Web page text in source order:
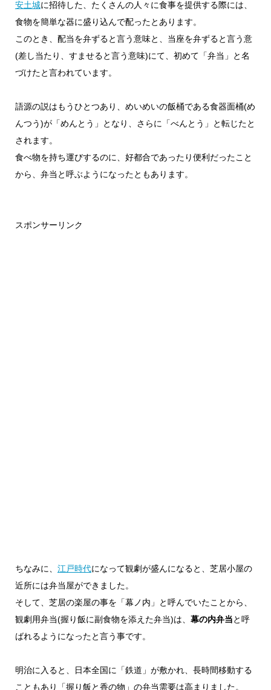
安土城に招待した、たくさんの人々に食事を提供する際には、
食物を簡単な器に盛り込んで配ったとあります。
このとき、配当を弁ずると言う意味と、当座を弁ずると言う意
(差し当たり、すませると言う意味)にて、初めて「弁当」と名
づけたと言われています。
語源の説はもうひとつあり、めいめいの飯桶である食器面桶(め
んつう)が「めんとう」となり、さらに「べんとう」と転じたと
されます。
食べ物を持ち運びするのに、好都合であったり便利だったこと
から、弁当と呼ぶようになったともあります。
スポンサーリンク
ちなみに、 江戸時代になって観劇が盛んになると、芝居小屋の
近所には弁当屋ができました。
そして、芝居の楽屋の事を「幕ノ内」と呼んでいたことから、
観劇用弁当(握り飯に副食物を添えた弁当)は、 幕の内弁当と呼
ばれるようになったと言う事です。
明治に入ると、日本全国に「鉄道」が敷かれ、長時間移動する
こともあり「握り飯と香の物」の弁当需要は高まりました。